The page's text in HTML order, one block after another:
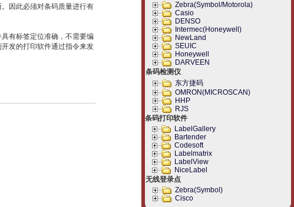
Zebra(Symbol/Motorola)
Casio
DENSO
Intermec(Honeywell)
NewLand
SEUIC
Honeywell
DARVEEN
条码检测仪
东方捷码
OMRON(MICROSCAN)
HHP
RJS
条码打印软件
LabelGallery
Bartender
Codesoft
Labelmatrix
LabelView
NiceLabel
无线登录点
Zebra(Symbol)
Cisco
因此必须对条码质量进行有
有标签定位准确，不需要编
发的打印软件通过指令来发